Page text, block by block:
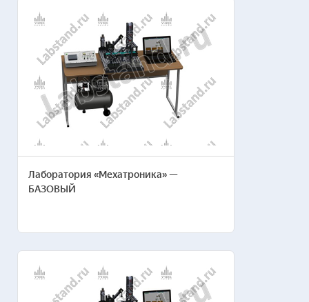
Лаборатория «Мехатроника» —
БАЗОВЫЙ
Ширина/длина помещения в метрах
Количество рабочих мест*
Бюджет, руб. (ориентировочный)*
Ваше имя*